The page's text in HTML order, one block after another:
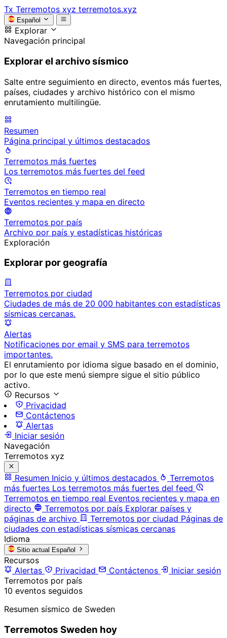
Tx Terremotos xyz terremotos.xyz
Español
Explorar
Navegación principal
Explorar el archivo sísmico
Salte entre seguimiento en directo, eventos más fuertes,
países, ciudades y archivo histórico con el mismo
enrutamiento multilingüe.
Resumen
Página principal y últimos destacados
Terremotos más fuertes
Los terremotos más fuertes del feed
Terremotos en tiempo real
Eventos recientes y mapa en directo
Terremotos por país
Archivo por país y estadísticas históricas
Exploración
Explorar por geografía
Terremotos por ciudad
Ciudades de más de 20 000 habitantes con estadísticas
sísmicas cercanas.
Alertas
Notificaciones por email y SMS para terremotos
importantes.
El enrutamiento por idioma sigue basado en el dominio,
por lo que este menú siempre sigue el sitio público
activo.
Recursos
Privacidad
Contáctenos
Alertas
Iniciar sesión
Navegación
Terremotos xyz
Resumen Inicio y últimos destacados
Terremotos
más fuertes Los terremotos más fuertes del feed
Terremotos en tiempo real Eventos recientes y mapa en
directo
Terremotos por país Explorar países y
páginas de archivo
Terremotos por ciudad Páginas de
ciudades con estadísticas sísmicas cercanas
Idioma
Sitio actual Español
Recursos
Alertas
Privacidad Contáctenos
Iniciar sesión
Terremotos por país
10 eventos seguidos
Resumen sísmico de Sweden
Terremotos Sweden hoy